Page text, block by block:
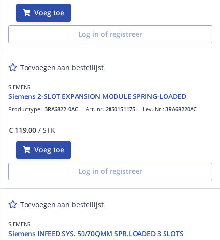
Voeg toe
Log in of registreer
Toevoegen aan bestellijst
SIEMENS
Siemens 2-SLOT EXPANSION MODULE SPRING-LOADED
Art. nr. 2850151175
Producttype: 3RA6822-0AC Lev. Nr.: 3RA68220AC
€ 119,00 / STK
Voeg toe
Log in of registreer
Toevoegen aan bestellijst
SIEMENS
Siemens INFEED SYS. 50/70QMM SPR.LOADED 3 SLOTS